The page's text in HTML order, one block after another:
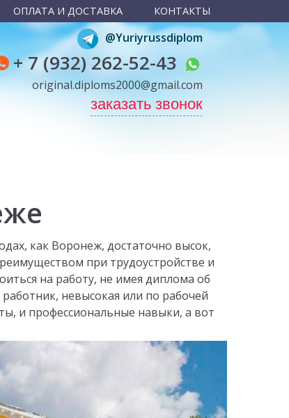
ОПЛАТА И ДОСТАВКА КОНТАКТЫ
@Yuriyrussdiplom
+ 7 (932) 262-52-43
original.diploms2000@gmail.com
заказать звонок
как Воронеж, достаточно высок,
при трудоустройстве и
на работу, не имея диплома об
невысокая или по рабочей
и профессиональные навыки, а вот